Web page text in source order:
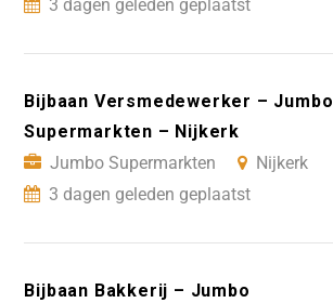
3 dagen geleden geplaatst
Bijbaan Versmedewerker – Jumbo
Supermarkten – Nijkerk
Jumbo Supermarkten
Nijkerk
3 dagen geleden geplaatst
Bijbaan Bakkerij – Jumbo